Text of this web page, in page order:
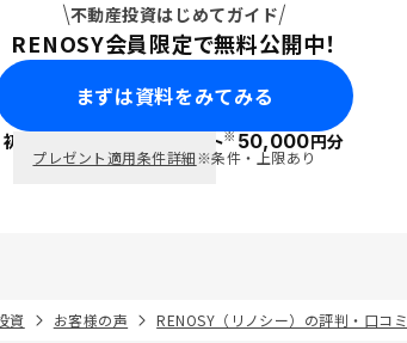
不動産投資はじめてガイド
RENOSY会員限定で無料公開中！
まずは資料をみてみる
初回面談で ポイント※50,000円分
プレゼント適用条件詳細※条件・上限あり
資 お客様の声 RENOSY（リノシー）の評判・口コミ